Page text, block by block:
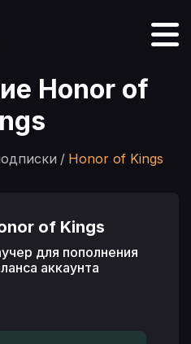
Honor of
Honor of Kings
of Kings
для пополнения
аккаунта